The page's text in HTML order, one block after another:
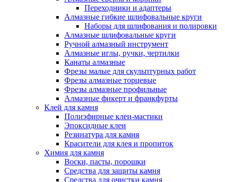
Переходники и адаптеры
Алмазные гибкие шлифовальные круги
Наборы для шлифования и полировки
Алмазные шлифовальные круги
Ручной алмазный инструмент
Алмазные иглы, ручки, чертилки
Канаты алмазные
Фрезы малые для скульптурных работ
Фрезы алмазные торцевые
Фрезы алмазные профильные
Алмазные фикерт и франкфурты
Клей для камня
Полиэфирные клеи-мастики
Эпоксидные клеи
Резинатура для камня
Красители для клея и пропиток
Химия для камня
Воски, пасты, порошки
Средства для защиты камня
Средства для очистки камня